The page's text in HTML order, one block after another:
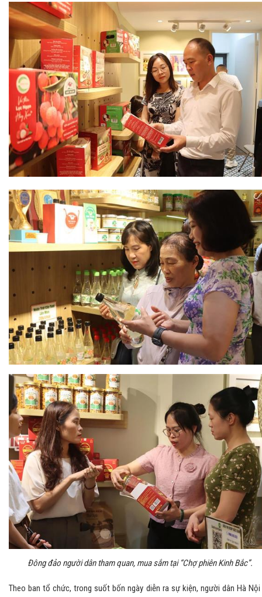
Đông đảo người dân tham quan, mua sắm tại “Chợ phiên Kinh Bắc”.
Theo ban tổ chức, trong suốt bốn ngày diễn ra sự kiện, người dân Hà